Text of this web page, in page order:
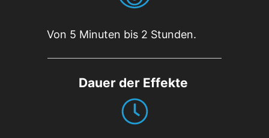
Von 5 Minuten bis 2 Stunden.
Dauer der Effekte